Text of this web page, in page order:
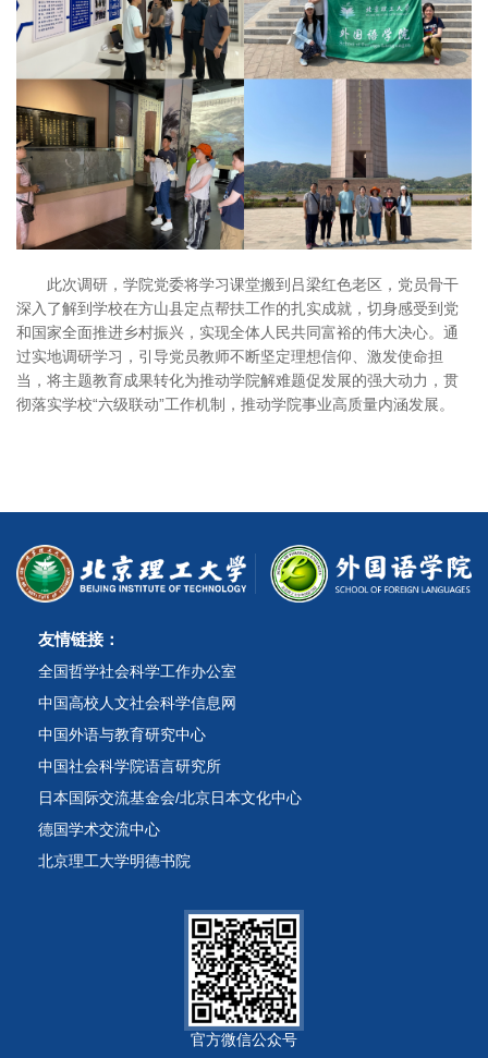
此次调研，学院党委将学习课堂搬到吕梁红色老区，党员骨干
深入了解到学校在方山县定点帮扶工作的扎实成就，切身感受到党
和国家全面推进乡村振兴，实现全体人民共同富裕的伟大决心。通
过实地调研学习，引导党员教师不断坚定理想信仰、激发使命担
当，将主题教育成果转化为推动学院解难题促发展的强大动力，贯
彻落实学校“六级联动”工作机制，推动学院事业高质量内涵发展。
友情链接：
全国哲学社会科学工作办公室
中国高校人文社会科学信息网
中国外语与教育研究中心
中国社会科学院语言研究所
日本国际交流基金会/北京日本文化中心
德国学术交流中心
北京理工大学明德书院
官方微信公众号